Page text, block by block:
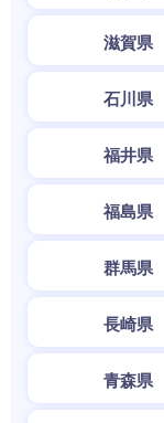
滋賀県
石川県
福井県
福島県
群馬県
長崎県
青森県